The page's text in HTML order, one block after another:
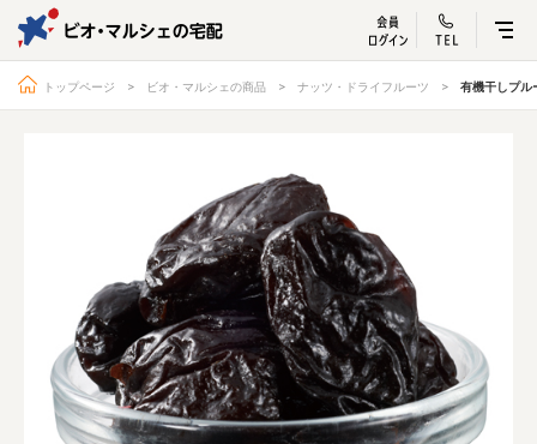
ビオ・マルシェ
宅配サービス紹介 有機野菜のお試しセッ
入
トップページ
宅配サービスについて 読みもの・NEWS
ビオ・マルシェの商品 ご利用ガイド
よくある質問 オーガニックって何
お届け情報 生産者・製造者
取扱店 ビオママクラブ
トップページ ビオ・マルシェの商品 ナッツ・ドライフルーツ 有機干しプル